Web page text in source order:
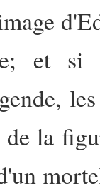
et
de la